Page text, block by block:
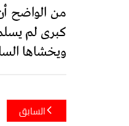
من الواضح
كبرى لم
ويخشاها
تصفّح
المقالات
السابق